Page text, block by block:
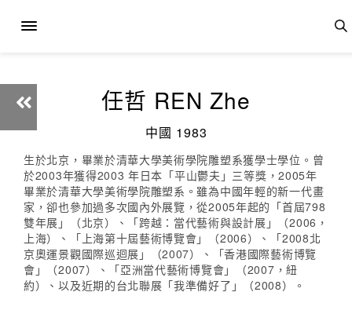
任哲 REN Zhe
中國 1983
生於北京，畢業於清華大學美術學院雕塑系獲學士學位。曾
於2003年獲得2003 年日本「平山鬱夫」三等獎，2005年
畢業於清華大學美術學院雕塑系。雖為中國年輕的新一代畫
家，卻也參加過多次國內外展覽，從2005年起的「首屆798
雙年展」（北京）、「跨越：當代藝術與設計展」（2006，
上海）、「上海第十屆藝術博覽會」（2006）、「2008北
京奧運景觀國際巡迴展」（2007）、「香港國際藝術博覽
會」（2007）、「亞洲當代藝術博覽會」（2007，紐
約）、以及近期的台北聯展「我準備好了」（2008）。